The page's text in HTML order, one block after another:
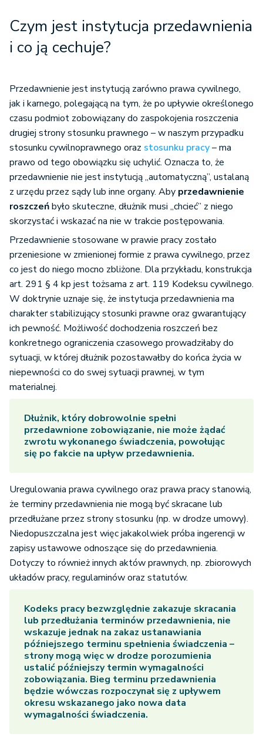
Czym jest instytucja przedawnienia
i co ją cechuje?
Przedawnienie jest instytucją zarówno prawa cywilnego,
jak i karnego, polegającą na tym, że po upływie określonego
czasu podmiot zobowiązany do zaspokojenia roszczenia
drugiej strony stosunku prawnego – w naszym przypadku
stosunku cywilnoprawnego oraz stosunku pracy– ma
prawo od tego obowiązku się uchylić. Oznacza to, że
przedawnienie nie jest instytucją „automatyczną”, ustalaną
z urzędu przez sądy lub inne organy. Aby przedawnienie
roszczeńbyło skuteczne, dłużnik musi „chcieć” z niego
skorzystać i wskazać na nie w trakcie postępowania.
Przedawnienie stosowane w prawie pracy zostało
przeniesione w zmienionej formie z prawa cywilnego, przez
co jest do niego mocno zbliżone. Dla przykładu, konstrukcja
art. 291 § 4 kp jest tożsama z art. 119 Kodeksu cywilnego.
W doktrynie uznaje się, że instytucja przedawnienia ma
charakter stabilizujący stosunki prawne oraz gwarantujący
ich pewność. Możliwość dochodzenia roszczeń bez
konkretnego ograniczenia czasowego prowadziłaby do
sytuacji, w której dłużnik pozostawałby do końca życia w
niepewności co do swej sytuacji prawnej, w tym
materialnej.
Dłużnik, który dobrowolnie spełni
przedawnione zobowiązanie, nie może żądać
zwrotu wykonanego świadczenia, powołując
się po fakcie na upływ przedawnienia.
Uregulowania prawa cywilnego oraz prawa pracy stanowią,
że terminy przedawnienia nie mogą być skracane lub
przedłużane przez strony stosunku (np. w drodze umowy).
Niedopuszczalna jest więc jakakolwiek próba ingerencji w
zapisy ustawowe odnoszące się do przedawnienia.
Dotyczy to również innych aktów prawnych, np. zbiorowych
układów pracy, regulaminów oraz statutów.
Kodeks pracy bezwzględnie zakazuje skracania
lub przedłużania terminów przedawnienia, nie
wskazuje jednak na zakaz ustanawiania
późniejszego terminu spełnienia świadczenia –
strony mogą więc w drodze porozumienia
ustalić późniejszy termin wymagalności
zobowiązania. Bieg terminu przedawnienia
będzie wówczas rozpoczynał się z upływem
okresu wskazanego jako nowa data
wymagalności świadczenia.